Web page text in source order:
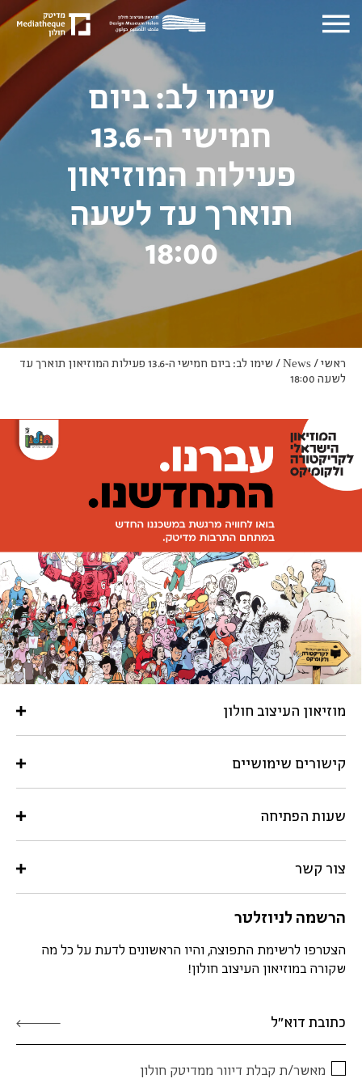
שימו לב: ביום
חמישי ה-13.6
פעילות המוזיאון
תוארך עד לשעה
18:00
ראשי/
News
/
שימו לב: ביום חמישי ה-13.6 פעילות המוזיאון תוארך עד
לשעה 18:00
מוזיאון העיצוב חולון
קישורים שימושיים
שעות הפתיחה
צור קשר
הרשמה לניוזלטר
הצטרפו לרשימת התפוצה, והיו הראשונים לדעת על כל מה
שקורה במוזיאון העיצוב חולון!
מאשר/ת קבלת דיוור ממדיטק חולון